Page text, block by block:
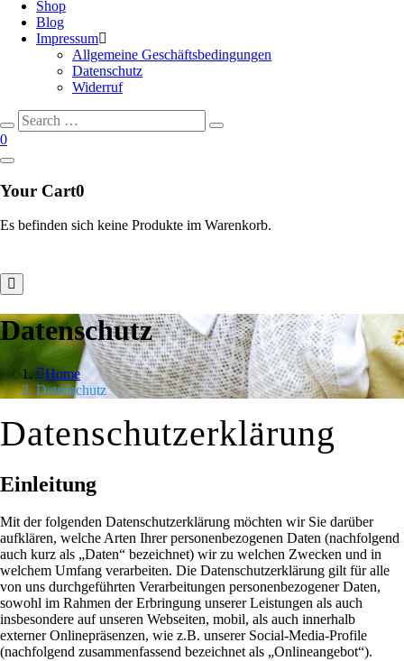
Shop
Blog
Impressum
Allgemeine Geschäftsbedingungen
Datenschutz
Widerruf
Search
for:
Search
0
Your Cart0
Es befinden sich keine Produkte im Warenkorb.
Datenschutz
Home
Datenschutz
Datenschutzerklärung
Einleitung
Mit der folgenden Datenschutzerklärung möchten wir Sie darüber
aufklären, welche Arten Ihrer personenbezogenen Daten (nachfolgend
auch kurz als „Daten“ bezeichnet) wir zu welchen Zwecken und in
welchem Umfang verarbeiten. Die Datenschutzerklärung gilt für alle
von uns durchgeführten Verarbeitungen personenbezogener Daten,
sowohl im Rahmen der Erbringung unserer Leistungen als auch
insbesondere auf unseren Webseiten, mobil, als auch innerhalb
externer Onlinepräsenzen, wie z.B. unserer Social-Media-Profile
(nachfolgend zusammenfassend bezeichnet als „Onlineangebot“).